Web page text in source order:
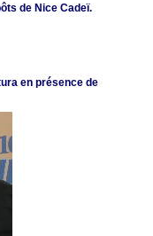
de Nice Cadeï.
en présence de